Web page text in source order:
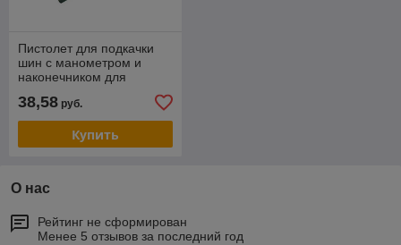
Пистолет для подкачки
шин с манометром и
наконечником для
RockForce RF-STG-04
38,58 руб.
Купить
О нас
Рейтинг не сформирован
Менее 5 отзывов за последний год